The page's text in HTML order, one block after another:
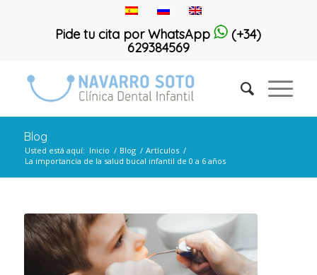
Pide tu cita por WhatsApp
(+34)
629384569
Blog
Usted está aquí: Inicio / Blog / Artículos /
La importancia de la salud bucal infantil de 0 a 6 años